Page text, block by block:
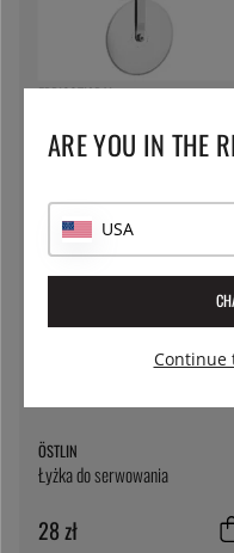
EPPICOTISPAI
ÖSTLIN
Łyżka do serwowania
28 zł
ARE YOU IN THE
USA
Continue